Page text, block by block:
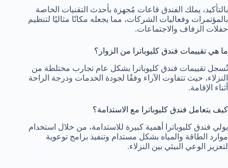
بالتأكيد، يملك الفندق قاعات مُجهزة بأحدث التقنيات الخاصة
بالمؤتمرات وفعاليات الشركات، مما يجعله مكانًا مثاليًا لتنظيم
حفلات الزفاف والاجتماعات.
ما هي تقييمات فندق كليوباترا من الزوار؟
تُسجل تقييمات فندق كليوباترا بشكل عام تجارب مختلطة من
النزلاء، حيث تتفاوت الآراء وفقًا لجودة الخدمات ودرجة الراحة
أثناء الإقامة.
كيف يتعامل فندق كليوباترا مع الاستدامة؟
يولي فندق كليوباترا أهمية كبيرة للاستدامة، من خلال استخدام
موارد الطاقة والمياه بشكل مستدام وتنفيذ برامج توعوية
لتعزيز الوعي البيئي بين النزلاء.